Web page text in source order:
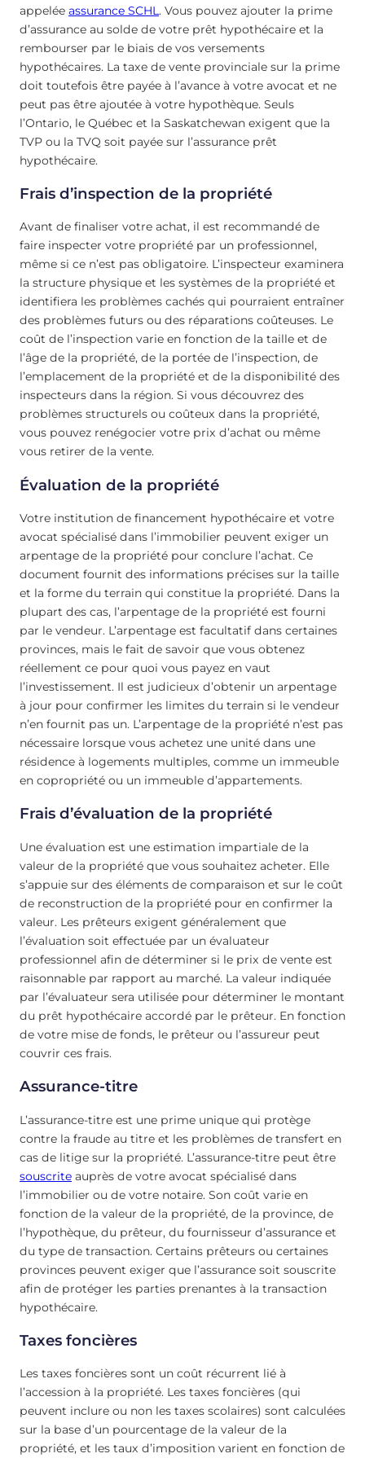
appelée assurance SCHL. Vous pouvez ajouter la prime
d’assurance au solde de votre prêt hypothécaire et la
rembourser par le biais de vos versements
hypothécaires. La taxe de vente provinciale sur la prime
doit toutefois être payée à l’avance à votre avocat et ne
peut pas être ajoutée à votre hypothèque. Seuls
l’Ontario, le Québec et la Saskatchewan exigent que la
TVP ou la TVQ soit payée sur l’assurance prêt
hypothécaire.
Frais d’inspection de la propriété
Avant de finaliser votre achat, il est recommandé de
faire inspecter votre propriété par un professionnel,
même si ce n’est pas obligatoire. L’inspecteur examinera
la structure physique et les systèmes de la propriété et
identifiera les problèmes cachés qui pourraient entraîner
des problèmes futurs ou des réparations coûteuses. Le
coût de l’inspection varie en fonction de la taille et de
l’âge de la propriété, de la portée de l’inspection, de
l’emplacement de la propriété et de la disponibilité des
inspecteurs dans la région. Si vous découvrez des
problèmes structurels ou coûteux dans la propriété,
vous pouvez renégocier votre prix d’achat ou même
vous retirer de la vente.
Évaluation de la propriété
Votre institution de financement hypothécaire et votre
avocat spécialisé dans l’immobilier peuvent exiger un
arpentage de la propriété pour conclure l’achat. Ce
document fournit des informations précises sur la taille
et la forme du terrain qui constitue la propriété. Dans la
plupart des cas, l’arpentage de la propriété est fourni
par le vendeur. L’arpentage est facultatif dans certaines
provinces, mais le fait de savoir que vous obtenez
réellement ce pour quoi vous payez en vaut
l’investissement. Il est judicieux d’obtenir un arpentage
à jour pour confirmer les limites du terrain si le vendeur
n’en fournit pas un. L’arpentage de la propriété n’est pas
nécessaire lorsque vous achetez une unité dans une
résidence à logements multiples, comme un immeuble
en copropriété ou un immeuble d’appartements.
Frais d’évaluation de la propriété
Une évaluation est une estimation impartiale de la
valeur de la propriété que vous souhaitez acheter. Elle
s’appuie sur des éléments de comparaison et sur le coût
de reconstruction de la propriété pour en confirmer la
valeur. Les prêteurs exigent généralement que
l’évaluation soit effectuée par un évaluateur
professionnel afin de déterminer si le prix de vente est
raisonnable par rapport au marché. La valeur indiquée
par l’évaluateur sera utilisée pour déterminer le montant
du prêt hypothécaire accordé par le prêteur. En fonction
de votre mise de fonds, le prêteur ou l’assureur peut
couvrir ces frais.
Assurance-titre
L’assurance-titre est une prime unique qui protège
contre la fraude au titre et les problèmes de transfert en
cas de litige sur la propriété. L’assurance-titre peut être
souscrite auprès de votre avocat spécialisé dans
l’immobilier ou de votre notaire. Son coût varie en
fonction de la valeur de la propriété, de la province, de
l’hypothèque, du prêteur, du fournisseur d’assurance et
du type de transaction. Certains prêteurs ou certaines
provinces peuvent exiger que l’assurance soit souscrite
afin de protéger les parties prenantes à la transaction
hypothécaire.
Taxes foncières
Les taxes foncières sont un coût récurrent lié à
l’accession à la propriété. Les taxes foncières (qui
peuvent inclure ou non les taxes scolaires) sont calculées
sur la base d’un pourcentage de la valeur de la
propriété, et les taux d’imposition varient en fonction de